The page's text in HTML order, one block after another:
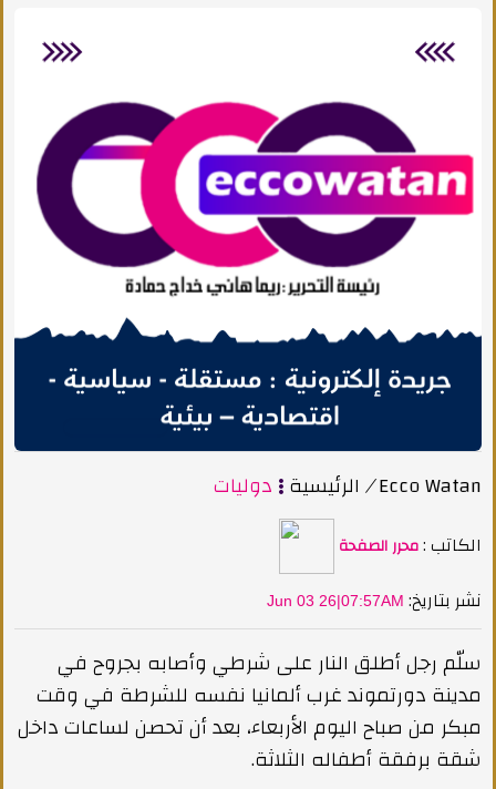
الرئيسية دوليات /Ecco Watan
الكاتب :محرر الصفحة
Jun 03 26|07:57AM :نشر بتاريخ
سلّم رجل أطلق النار على شرطي وأصابه بجروح في
مدينة دورتموند غرب ألمانيا نفسه للشرطة في وقت
مبكر من صباح اليوم الأربعاء، بعد أن تحصن لساعات داخل
شقة برفقة أطفاله الثلاثة.